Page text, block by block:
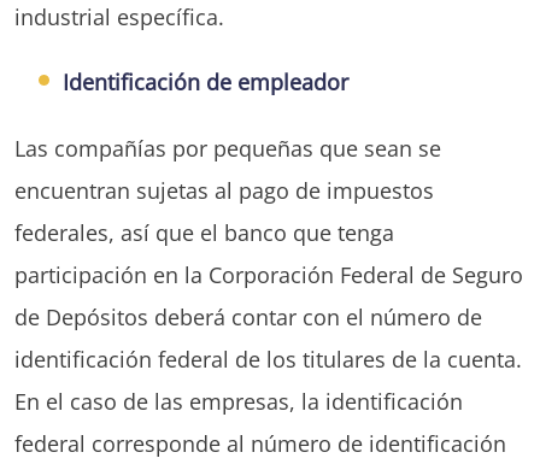
industrial específica.
Identificación de empleador
Las compañías por pequeñas que sean se
encuentran sujetas al pago de impuestos
federales, así que el banco que tenga
participación en la Corporación Federal de Seguro
de Depósitos deberá contar con el número de
identificación federal de los titulares de la cuenta.
En el caso de las empresas, la identificación
federal corresponde al número de identificación